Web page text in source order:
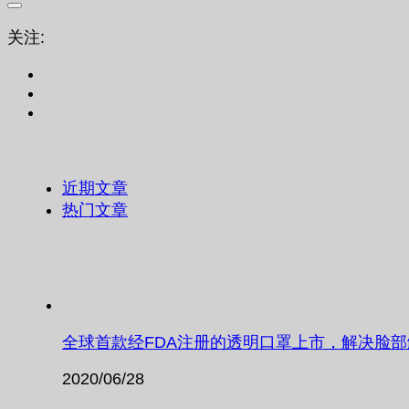
关注:
近期文章
热门文章
全球首款经FDA注册的透明口罩上市，解决脸
2020/06/28